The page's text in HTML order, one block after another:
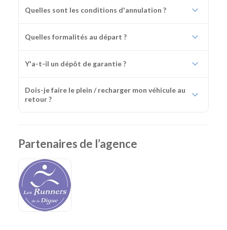
Quelles sont les conditions d'annulation ?
Quelles formalités au départ ?
Y'a-t-il un dépôt de garantie ?
Dois-je faire le plein / recharger mon véhicule au
retour ?
Partenaires de l’agence